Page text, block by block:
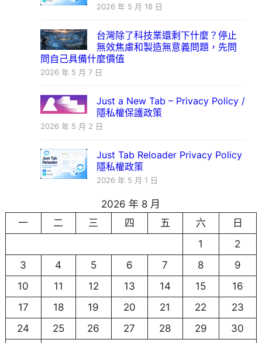
2026 年 5 月 18 日
台灣除了科技業還剩下什麼？停止
無效焦慮和製造無意義問題，先問
問自己具備什麼價值
2026 年 5 月 7 日
Just a New Tab – Privacy Policy /
隱私權保護政策
2026 年 5 月 2 日
Just Tab Reloader Privacy Policy
隱私權政策
2026 年 5 月 1 日
2026 年 8 月
一
二 三 四 五 六
日
1
2
3
4 5 6 7 8
9
10
11 12 13 14 15
16
17
18 19 20 21 22
23
24
25 26 27 28 29
30